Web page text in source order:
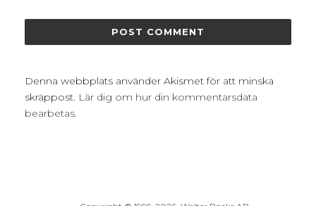
Denna webbplats använder Akismet för att minska
skräppost. Lär dig om hur din kommentarsdata
bearbetas.